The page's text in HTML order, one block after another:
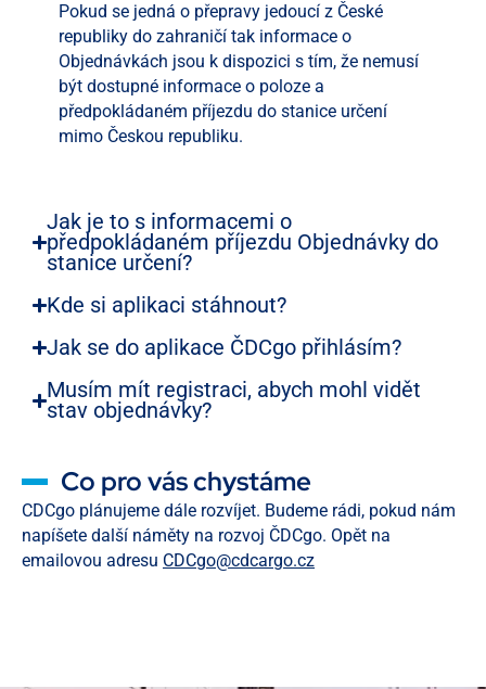
Pokud se jedná o přepravy jedoucí z České
republiky do zahraničí tak informace o
Objednávkách jsou k dispozici s tím, že nemusí
být dostupné informace o poloze a
předpokládaném příjezdu do stanice určení
mimo Českou republiku.
Jak je to s informacemi o
předpokládaném příjezdu Objednávky do
stanice určení?
Kde si aplikaci stáhnout?
Jak se do aplikace ČDCgo přihlásím?
Musím mít registraci, abych mohl vidět
stav objednávky?
Co pro vás chystáme
CDCgo plánujeme dále rozvíjet. Budeme rádi, pokud nám
napíšete další náměty na rozvoj ČDCgo. Opět na
emailovou adresu CDCgo@cdcargo.cz